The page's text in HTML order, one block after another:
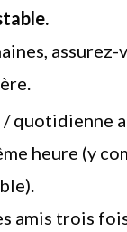
quotidienne
heure (y
amis trois